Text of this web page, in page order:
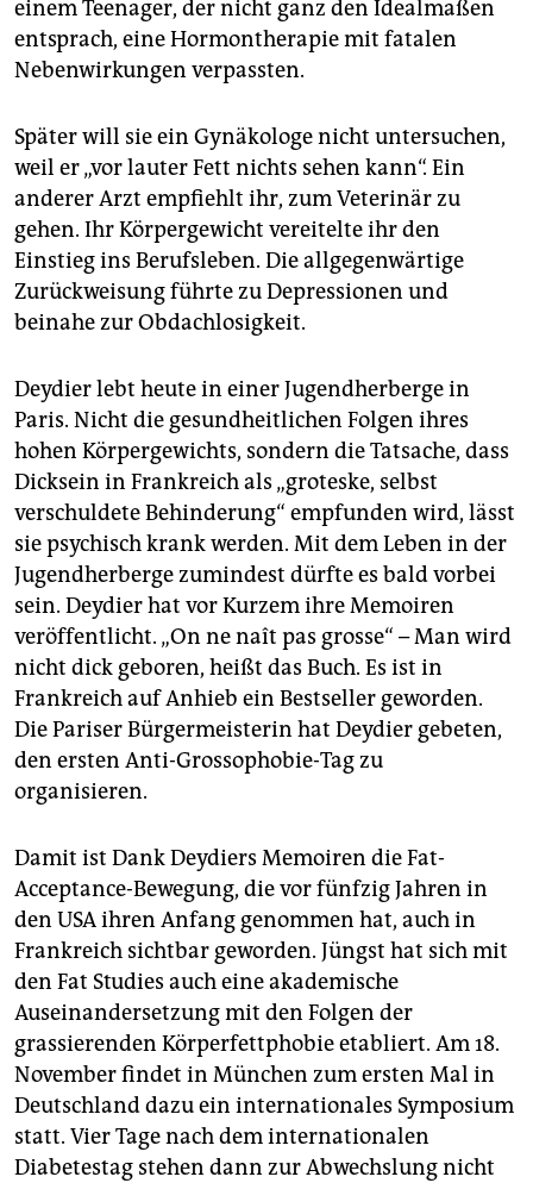
einem Teenager, der nicht ganz den Idealmaßen
entsprach, eine Hormontherapie mit fatalen
Nebenwirkungen verpassten.
Später will sie ein Gynäkologe nicht untersuchen,
weil er „vor lauter Fett nichts sehen kann“. Ein
anderer Arzt empfiehlt ihr, zum Veterinär zu
gehen. Ihr Körpergewicht vereitelte ihr den
Einstieg ins Berufsleben. Die allgegenwärtige
Zurückweisung führte zu Depressionen und
beinahe zur Obdachlosigkeit.
Deydier lebt heute in einer Jugendherberge in
Paris. Nicht die gesundheitlichen Folgen ihres
hohen Körpergewichts, sondern die Tatsache, dass
Dicksein in Frankreich als „groteske, selbst
verschuldete Behinderung“ empfunden wird, lässt
sie psychisch krank werden. Mit dem Leben in der
Jugendherberge zumindest dürfte es bald vorbei
sein. Deydier hat vor Kurzem ihre Memoiren
veröffentlicht. „On ne naît pas grosse“ – Man wird
nicht dick geboren, heißt das Buch. Es ist in
Frankreich auf Anhieb ein Bestseller geworden.
Die Pariser Bürgermeisterin hat Deydier gebeten,
den ersten Anti-Grossophobie-Tag zu
organisieren.
Damit ist Dank Deydiers Memoiren die Fat-
Acceptance-Bewegung, die vor fünfzig Jahren in
den USA ihren Anfang genommen hat, auch in
Frankreich sichtbar geworden. Jüngst hat sich mit
den Fat Studies auch eine akademische
Auseinandersetzung mit den Folgen der
grassierenden Körperfettphobie etabliert. Am 18.
November findet in München zum ersten Mal in
Deutschland dazu ein internationales Symposium
statt. Vier Tage nach dem internationalen
Diabetestag stehen dann zur Abwechslung nicht